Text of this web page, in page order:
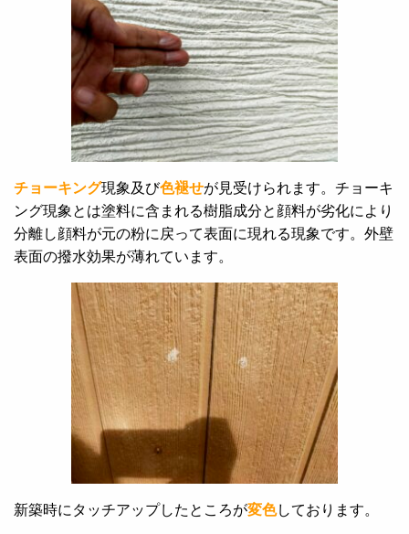
チョーキング現象及び色褪せが見受けられます。チョーキ
ング現象とは塗料に含まれる樹脂成分と顔料が劣化により
分離し顔料が元の粉に戻って表面に現れる現象です。外壁
表面の撥水効果が薄れています。
新築時にタッチアップしたところが変色しております。